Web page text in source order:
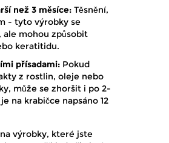
než 3 měsíce: Těsnění,
- tyto výrobky se
ale mohou způsobit
keratitidu.
přísadami: Pokud
z rostlin, oleje nebo
může se zhoršit i po 2-
na krabičce napsáno 12
výrobky, které jste